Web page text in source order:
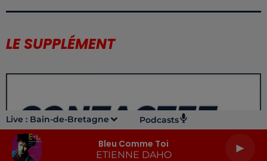
Live : Bain-de-Bretagne Podcasts
Bleu Comme Toi
ETIENNE DAHO
LE SUPPLÉMENT